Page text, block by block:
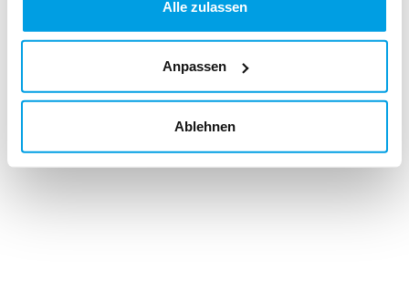
Alle zulassen
Anpassen
Ablehnen